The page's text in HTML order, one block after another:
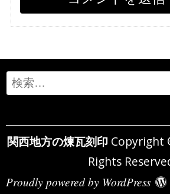
Search
for:
関西地方の煉瓦刻印 Copyright
Rights
Proudly powered by WordPress